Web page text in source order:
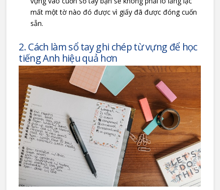
mất một tờ nào đó được vì giấy đã được đóng cuốn
sẵn.
2. Cách làm sổ tay ghi chép từ vựng để học
tiếng Anh hiệu quả hơn